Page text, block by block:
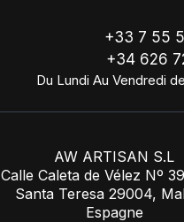
+33 7 55
+34 626
Du Lundi Au Vendredi
AW ARTISAN S.L
Calle Caleta de Vélez Nº
Santa Teresa 29004,
Espagne